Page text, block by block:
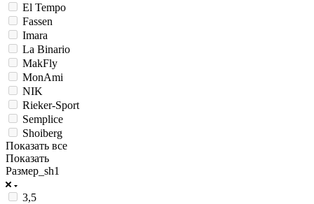
El Tempo
Fassen
Imara
La Binario
MakFly
MonAmi
NIK
Rieker-Sport
Semplice
Shoiberg
Показать все
Показать
Размер_sh1
3,5